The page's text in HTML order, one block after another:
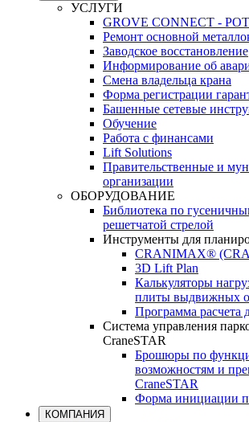
УСЛУГИ
GROVE CONNECT -
Ремонт основной
Заводское восстановление
Информирование об
Смена владельца крана
Форма регистрации
Башенные сетевые
Обучение
Работа с финансами
Lift Solutions
Правительственные и
организации
ОБОРУДОВАНИЕ
Библиотека по
решетчатой стрелой
Инструменты для
CRANIMAX®
3D Lift Plan
Калькуляторы
плиты выдвижных
Программа расчета
Система управления
CraneSTAR
Брошюры по
возможностям и
CraneSTAR
Форма инициации
КОМПАНИЯ